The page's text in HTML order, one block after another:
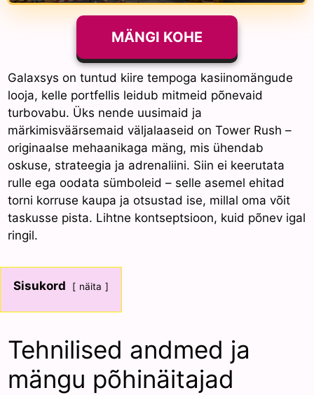
MÄNGI KOHE
Galaxsys on tuntud kiire tempoga kasiinomängude
looja, kelle portfellis leidub mitmeid põnevaid
turbovabu. Üks nende uusimaid ja
märkimisväärsemaid väljalaaseid on Tower Rush –
originaalse mehaanikaga mäng, mis ühendab
oskuse, strateegia ja adrenaliini. Siin ei keerutata
rulle ega oodata sümboleid – selle asemel ehitad
torni korruse kaupa ja otsustad ise, millal oma võit
taskusse pista. Lihtne kontseptsioon, kuid põnev igal
ringil.
Sisukord näita
Tehnilised andmed ja
mängu põhinäitajad